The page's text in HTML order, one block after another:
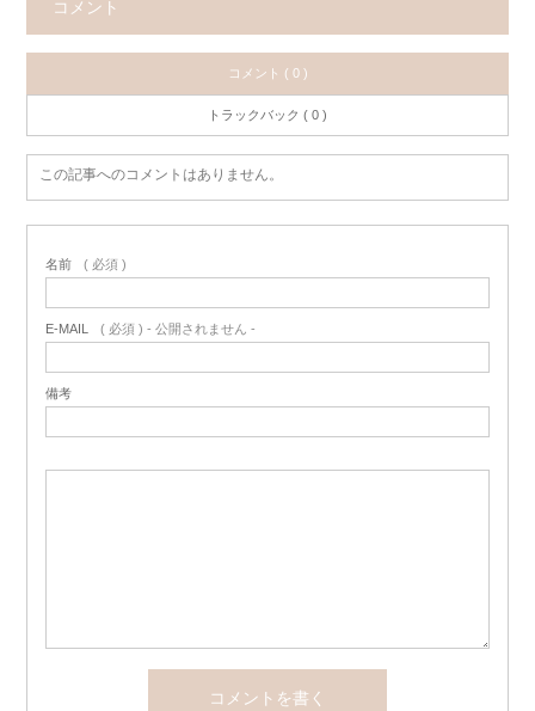
コメント
コメント ( 0 )
トラックバック ( 0 )
この記事へのコメントはありません。
名前 ( 必須 )
E-MAIL ( 必須 ) - 公開されません -
備考